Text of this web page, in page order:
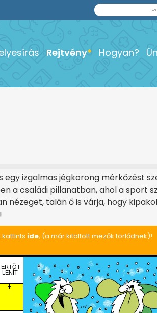
Rejtvény Hogyan?
izgalmas jégkorong mérkőzést
a családi pillanatban, ahol a sport
nézeget, talán ő is várja, hogy
ide, (a már kitöltött mezők törlődnek)!
LENÍT